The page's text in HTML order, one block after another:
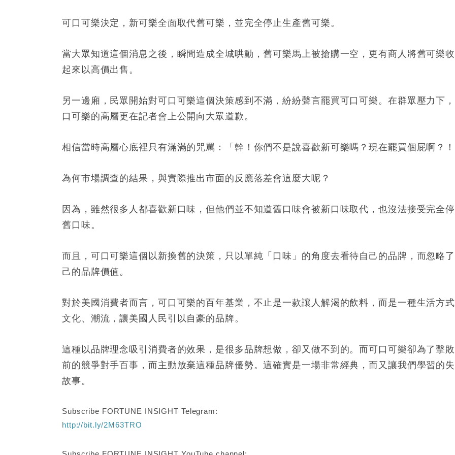
可口可樂決定，新可樂全面取代舊可樂，並完全停止生產舊可樂。
當大眾知道這個消息之後，瞬間造成全城哄動，舊可樂馬上被搶購一空，更有商人將舊可樂
起來以高價出售。
另一邊廂，民眾開始對可口可樂這個決策感到不滿，紛紛聲言罷買可口可樂。在群眾壓力下
口可樂的高層更在記者會上公開向大眾道歉。
相信當時高層心底裡只有滿滿的咒罵：「幹！你們不是說喜歡新可樂嗎？現在罷買個屁啊？！
為何市場調查的結果，與實際推出市面的反應落差會這麼大呢？
因為，雖然很多人都喜歡新口味，但他們並不知道舊口味會被新口味取代，也沒法接受完全
舊口味。
而且，可口可樂這個以新換舊的決策，只以單純「口味」的角度去看待自己的品牌，而忽略了
己的品牌價值。
對於美國消費者而言，可口可樂的百年基業，不止是一款讓人解渴的飲料，而是一種生活方式
文化、潮流，讓美國人民引以自豪的品牌。
這種以品牌理念吸引消費者的效果，是很多品牌想做，卻又做不到的。而可口可樂卻為了擊
前的競爭對手百事，而主動放棄這種品牌優勢。這確實是一場非常經典，而又讓我們學習的
故事。
Subscribe FORTUNE INSIGHT Telegram:
http://bit.ly/2M63TRO